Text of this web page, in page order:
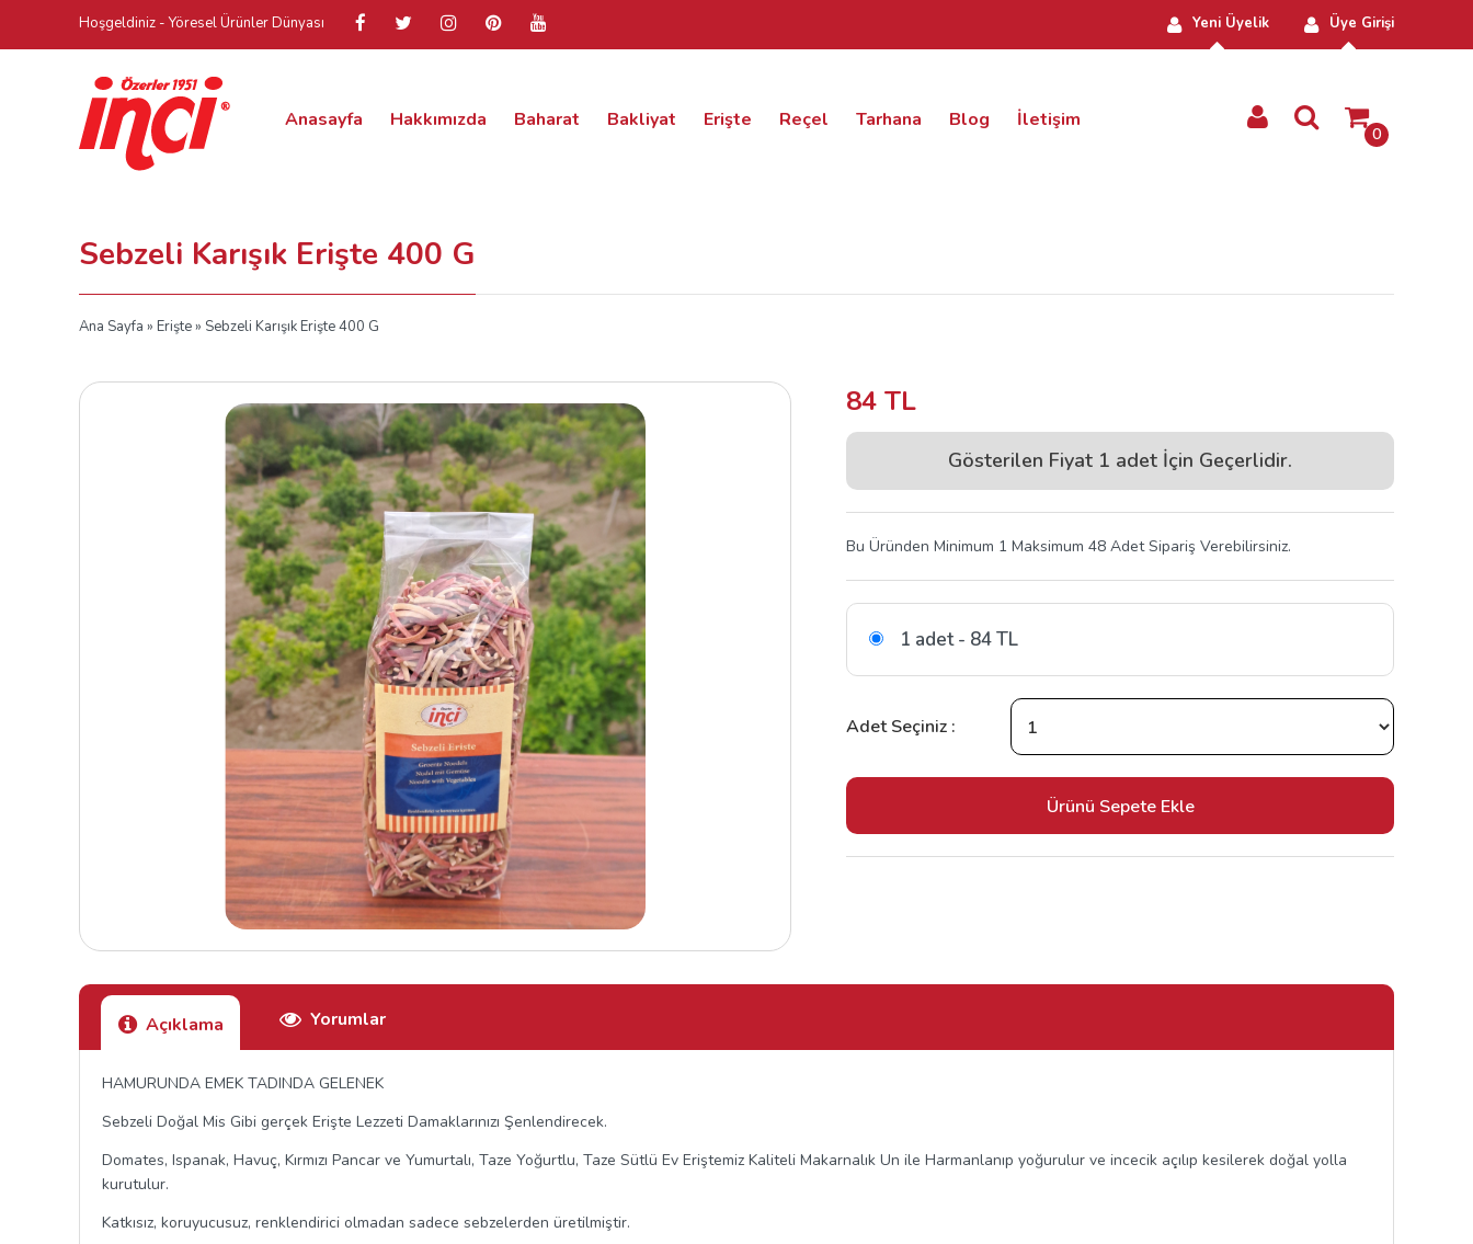
Hoşgeldiniz - Yöresel Ürünler Dünyası Üye Girişi
Yeni Üyelik
Anasayfa Hakkımızda Baharat Bakliyat Erişte Reçel Tarhana Blog İletişim
0
Sebzeli Karışık Erişte 400 G
Ana Sayfa » Erişte» Sebzeli Karışık Erişte 400 G
84 TL
Gösterilen Fiyat 1 adet İçin Geçerlidir.
Bu Üründen Minimum 1 Maksimum 48 Adet Sipariş Verebilirsiniz.
1 adet - 84 TL
Adet Seçiniz :
Açıklama Yorumlar
HAMURUNDA EMEK TADINDA GELENEK
Sebzeli Doğal Mis Gibi gerçek Erişte Lezzeti Damaklarınızı Şenlendirecek.
Domates, Ispanak, Havuç, Kırmızı Pancar ve Yumurtalı, Taze Yoğurtlu, Taze Sütlü Ev Eriştemiz Kaliteli Makarnalık Un ile Harmanlanıp yoğurulur ve incecik açılıp kesilerek doğal yolla
kurutulur.
Katkısız, koruyucusuz, renklendirici olmadan sadece sebzelerden üretilmiştir.